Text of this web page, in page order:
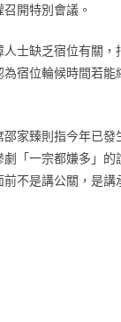
開特別會議。
士缺乏宿位有關，
宿位輪候時間若能
家臻則指今年已發
「一宗都嫌多」的
不是講公關，是講